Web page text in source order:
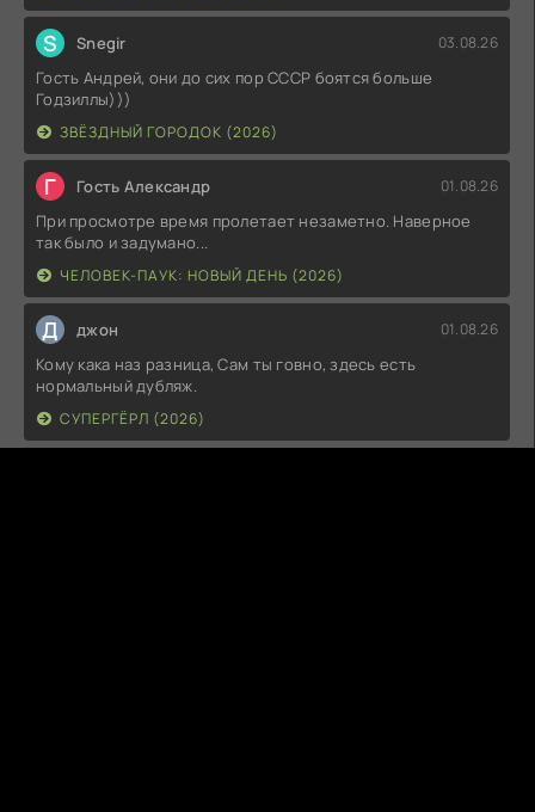
S Snegir 03.08.26
Гость Андрей, они до сих пор СССР боятся больше
Годзиллы)))
ЗВЁЗДНЫЙ ГОРОДОК (2026)
Г Гость Александр 01.08.26
При просмотре время пролетает незаметно. Наверное
так было и задумано...
ЧЕЛОВЕК-ПАУК: НОВЫЙ ДЕНЬ (2026)
Д джон 01.08.26
Кому кака наз разница, Сам ты говно, здесь есть
нормальный дубляж.
СУПЕРГЁРЛ (2026)